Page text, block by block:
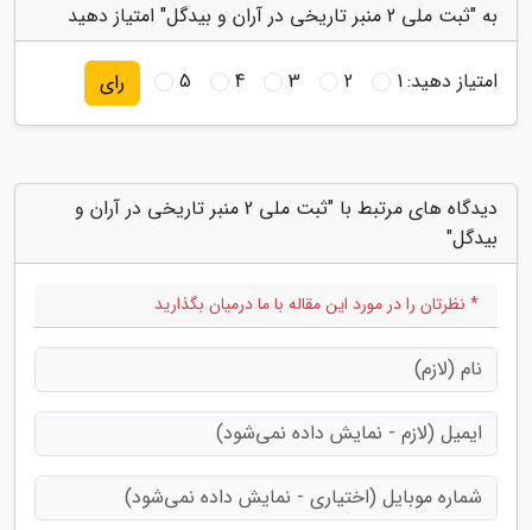
به "ثبت ملی 2 منبر تاریخی در آران و بیدگل" امتیاز دهید
امتیاز دهید:1
2
3
4
5 رای
دیدگاه های مرتبط با "ثبت ملی 2 منبر تاریخی در آران و
بیدگل"
* نظرتان را در مورد این مقاله با ما درمیان بگذارید